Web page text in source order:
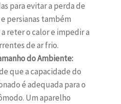
para evitar a perda de
persianas também
reter o calor e impedir a
de ar frio.
do Ambiente:
que a capacidade do
é adequada para o
Um aparelho